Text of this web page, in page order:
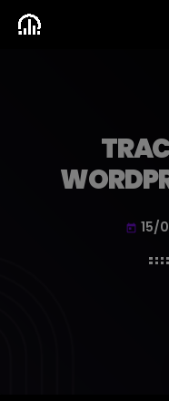
today 15/